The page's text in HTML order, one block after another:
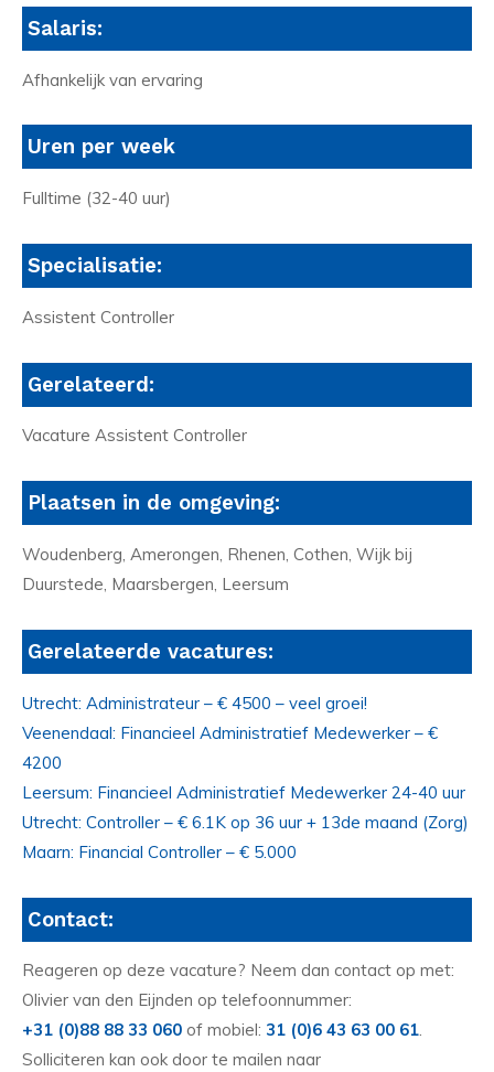
Salaris:
Afhankelijk van ervaring
Uren per week
Fulltime (32-40 uur)
Specialisatie:
Assistent Controller
Gerelateerd:
Vacature Assistent Controller
Plaatsen in de omgeving:
Woudenberg, Amerongen, Rhenen, Cothen, Wijk bij
Duurstede, Maarsbergen, Leersum
Gerelateerde vacatures:
Utrecht: Administrateur – € 4500 – veel groei!
Veenendaal: Financieel Administratief Medewerker – €
4200
Leersum: Financieel Administratief Medewerker 24-40 uur
Utrecht: Controller – € 6.1K op 36 uur + 13de maand (Zorg)
Maarn: Financial Controller – € 5.000
Contact:
Reageren op deze vacature? Neem dan contact op met:
Olivier van den Eijnden op telefoonnummer:
+31 (0)88 88 33 060 of mobiel: 31 (0)6 43 63 00 61.
Solliciteren kan ook door te mailen naar